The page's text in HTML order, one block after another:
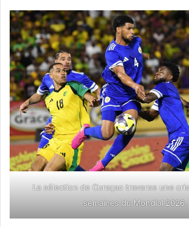
La sélection de Curaçao traverse une
semaines du Mondial 2026.